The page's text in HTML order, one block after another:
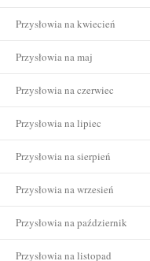
Przysłowia na kwiecień
Przysłowia na maj
Przysłowia na czerwiec
Przysłowia na lipiec
Przysłowia na sierpień
Przysłowia na wrzesień
Przysłowia na październik
Przysłowia na listopad